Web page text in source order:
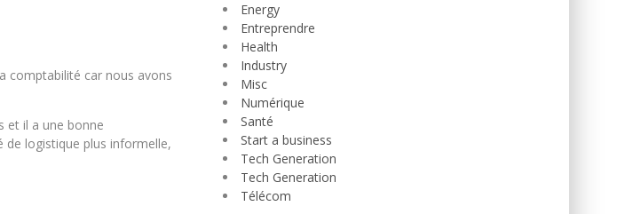
comptabilité car nous avons
et il a une bonne
de logistique plus informelle,
Energy
Entreprendre
Health
Industry
Misc
Numérique
Santé
Start a business
Tech Generation
Tech Generation
Télécom